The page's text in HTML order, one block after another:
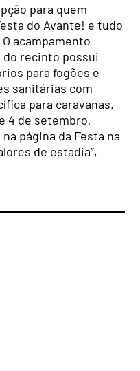
para quem
do Avante! e tudo
acampamento
do recinto possui
para fogões e
sanitárias com
para caravanas.
4 de setembro,
página da Festa na
de estadia”,